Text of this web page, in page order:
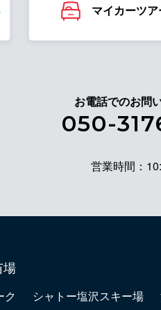
マイカーツ
お電話でのお問
050-
営業時間：
場
ク シャトー塩沢スキー場